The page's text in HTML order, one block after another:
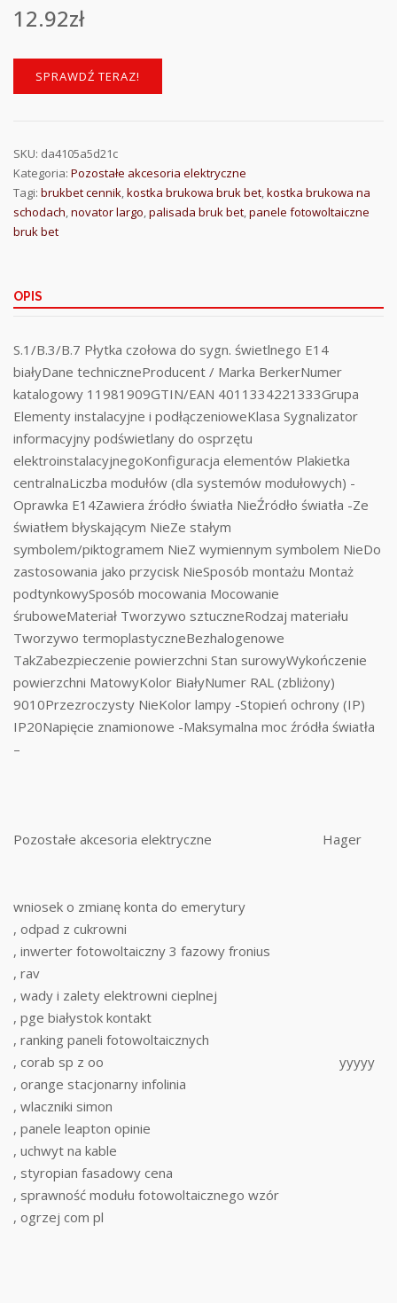
12.92zł
SPRAWDŹ TERAZ!
SKU: da4105a5d21c
Kategoria: Pozostałe akcesoria elektryczne
Tagi: brukbet cennik,kostka brukowa bruk bet,kostka brukowa na
schodach,novator largo,palisada bruk bet,panele fotowoltaiczne
bruk bet
OPIS
S.1/B.3/B.7 Płytka czołowa do sygn. świetlnego E14
białyDane techniczneProducent / Marka BerkerNumer
katalogowy 11981909GTIN/EAN 4011334221333Grupa
Elementy instalacyjne i podłączenioweKlasa Sygnalizator
informacyjny podświetlany do osprzętu
elektroinstalacyjnegoKonfiguracja elementów Plakietka
centralnaLiczba modułów (dla systemów modułowych) -
Oprawka E14Zawiera źródło światła NieŹródło światła -Ze
światłem błyskającym NieZe stałym
symbolem/piktogramem NieZ wymiennym symbolem NieDo
zastosowania jako przycisk NieSposób montażu Montaż
podtynkowySposób mocowania Mocowanie
śruboweMateriał Tworzywo sztuczneRodzaj materiału
Tworzywo termoplastyczneBezhalogenowe
TakZabezpieczenie powierzchni Stan surowyWykończenie
powierzchni MatowyKolor BiałyNumer RAL (zbliżony)
9010Przezroczysty NieKolor lampy -Stopień ochrony (IP)
IP20Napięcie znamionowe -Maksymalna moc źródła światła
–
Pozostałe akcesoria elektryczne Hager
wniosek o zmianę konta do emerytury
, odpad z cukrowni
, inwerter fotowoltaiczny 3 fazowy fronius
, rav
, wady i zalety elektrowni cieplnej
, pge białystok kontakt
, ranking paneli fotowoltaicznych
, corab sp z oo
, orange stacjonarny infolinia
, wlaczniki simon
, panele leapton opinie
, uchwyt na kable
, styropian fasadowy cena
, sprawność modułu fotowoltaicznego wzór
, ogrzej com pl
yyyyy